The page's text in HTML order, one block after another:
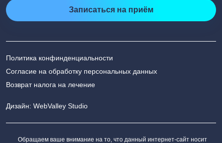
Записаться на приём
Дизайн: WebValley Studio
Политика конфинденциальности
Согласие на обработку персональных данных
Возврат налога на лечение
Обращаем ваше внимание на то, что данный интернет-сайт носит